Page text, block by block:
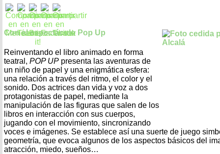
Con el espectáculo Pop Up
Reinventando el libro animado en forma
teatral, POP UP presenta las aventuras de
un niño de papel y una enigmática esfera:
una relación a través del ritmo, el color y el
sonido. Dos actrices dan vida y voz a dos
protagonistas de papel, mediante la
manipulación de las figuras que salen de los
libros en interacción con sus cuerpos,
jugando con el movimiento, sincronizando
voces e imágenes. Se establece así una suerte de juego
geometría, que evoca algunos de los aspectos básicos del
atracción, miedo, sueños…